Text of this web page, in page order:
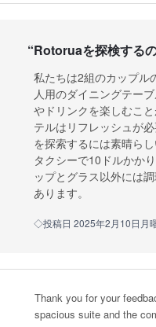
“Rotoruaを探検する
私たちは2組のカップル
人用のダイニングテー
やドリンクを楽しむこ
テルはリフレッシュが
を探索するには素晴ら
タクシーで10ドルかか
ップとグラス以外には
あります。
◇投稿日 2025年2月10日月
Thank you for your
spacious suite and the